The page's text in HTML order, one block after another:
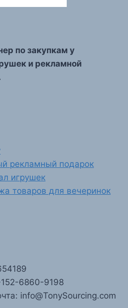
по закупкам у
и рекламной
рекламный подарок
игрушек
товаров для вечеринок
6860-9198
info@TonySourcing.com